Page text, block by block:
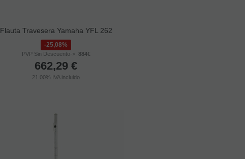
Flauta Travesera Yamaha YFL 262
25,08%
PVP Sin Descuento->: 884€
662,29 €
21.00% IVA incluido